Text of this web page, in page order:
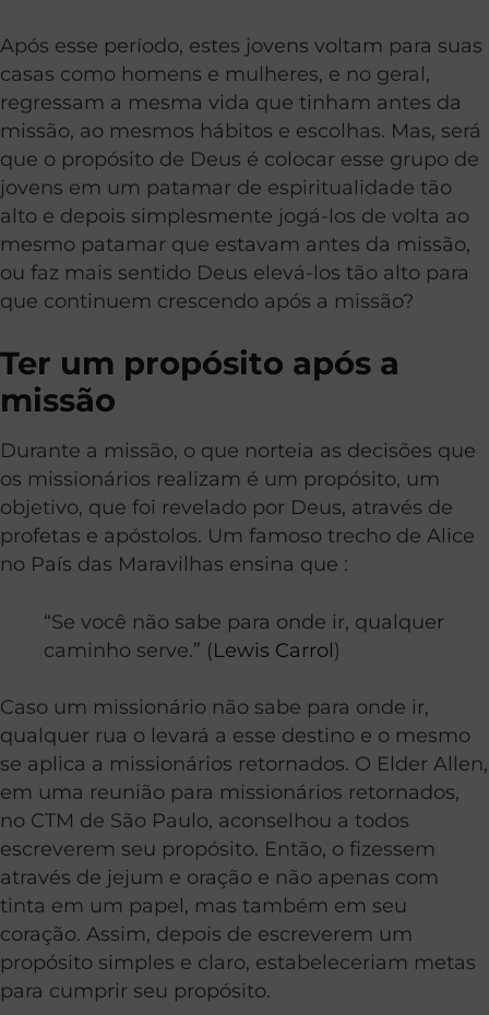
Após esse período, estes jovens voltam para suas
casas como homens e mulheres, e no geral,
regressam a mesma vida que tinham antes da
missão, ao mesmos hábitos e escolhas. Mas, será
que o propósito de Deus é colocar esse grupo de
jovens em um patamar de espiritualidade tão
alto e depois simplesmente jogá-los de volta ao
mesmo patamar que estavam antes da missão,
ou faz mais sentido Deus elevá-los tão alto para
que continuem crescendo após a missão?
Ter um propósito após a
missão
Durante a missão, o que norteia as decisões que
os missionários realizam é um propósito, um
objetivo, que foi revelado por Deus, através de
profetas e apóstolos. Um famoso trecho de Alice
no País das Maravilhas ensina que :
“Se você não sabe para onde ir, qualquer
caminho serve.” (Lewis Carrol)
Caso um missionário não sabe para onde ir,
qualquer rua o levará a esse destino e o mesmo
se aplica a missionários retornados. O Elder Allen,
em uma reunião para missionários retornados,
no CTM de São Paulo, aconselhou a todos
escreverem seu propósito. Então, o fizessem
através de jejum e oração e não apenas com
tinta em um papel, mas também em seu
coração. Assim, depois de escreverem um
propósito simples e claro, estabeleceriam metas
para cumprir seu propósito.